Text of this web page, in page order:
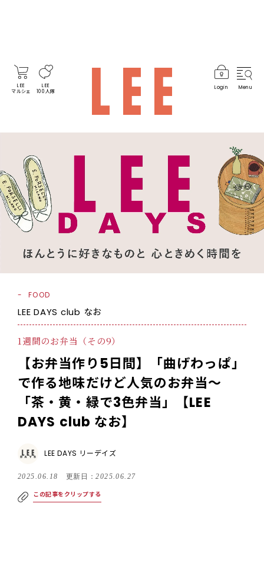
LEE
マルシェ
LEE
100人隊
Login Menu
FOOD
LEE DAYS club なお
1週間のお弁当（その9）
【お弁当作り5日間】「曲げわっぱ」
で作る地味だけど人気のお弁当～
「茶・黄・緑で3色弁当」【LEE
DAYS club なお】
LEE DAYS リーデイズ
2025.06.18 更新日：2025.06.27
この記事をクリップする